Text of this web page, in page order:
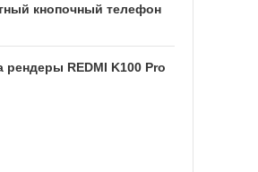
кнопочный телефон
рендеры REDMI K100 Pro